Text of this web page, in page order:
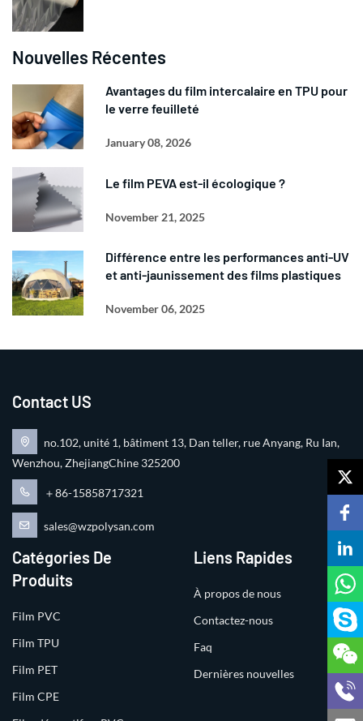
Nouvelles Récentes
Avantages du film intercalaire en TPU pour
le verre feuilleté
January 08, 2026
Le film PEVA est-il écologique ?
November 21, 2025
Différence entre les performances anti-UV
et anti-jaunissement des films plastiques
November 06, 2025
Contact US
no.102, unité 1, bâtiment 13, Dan teller, rue Anyang, Ru Ian,
Wenzhou, ZhejiangChine 325200
＋86-15858717321
sales@wzpolysan.com
Catégories De
Produits
Film PVC
Film TPU
Film PET
Film CPE
Liens Rapides
À propos de nous
Contactez-nous
Faq
Dernières nouvelles